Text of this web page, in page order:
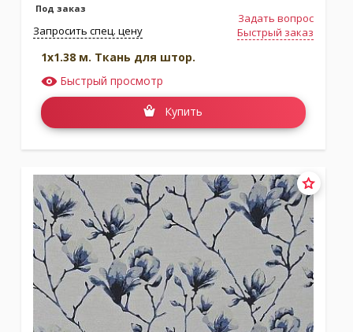
Под заказ
Задать вопрос
Быстрый заказ
Запросить спец. цену
1x1.38 м. Ткань для штор.
Быстрый просмотр
Купить